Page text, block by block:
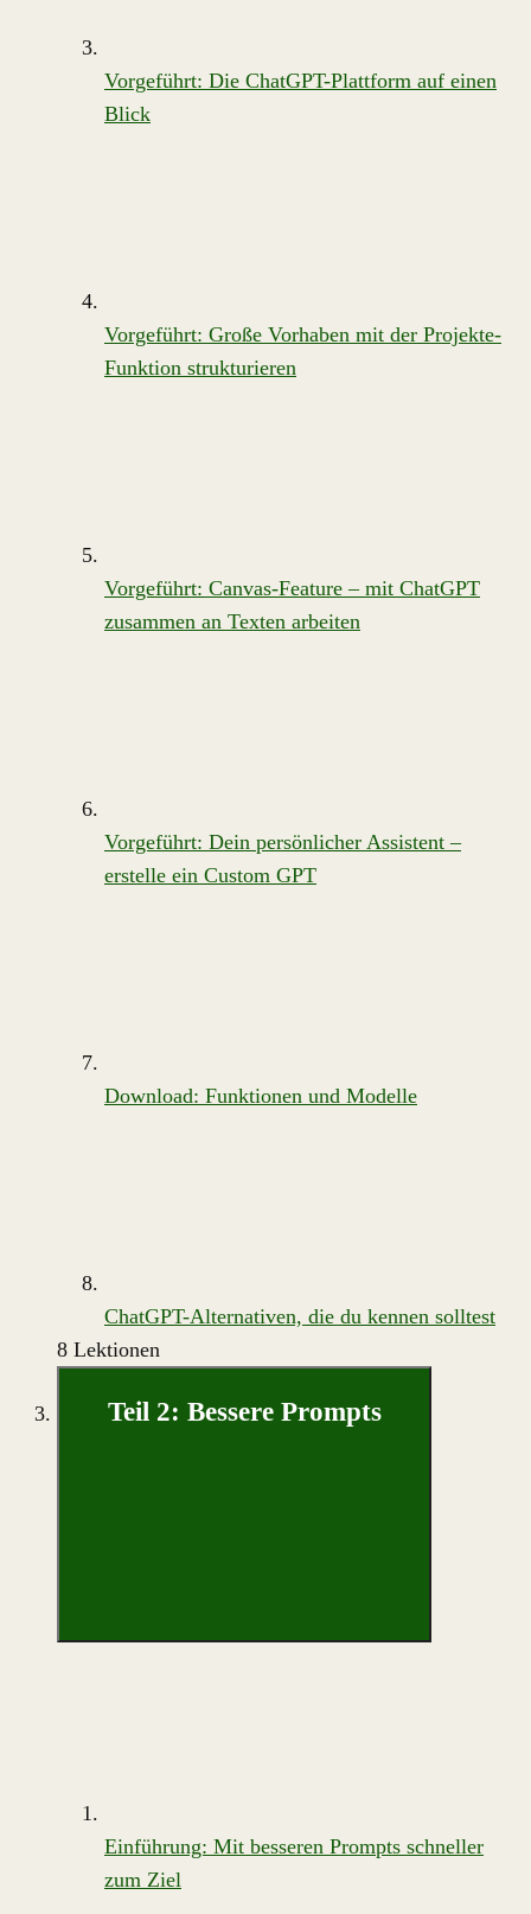
Vorgeführt: Die ChatGPT-Plattform auf einen
Blick
Vorgeführt: Große Vorhaben mit der Projekte-
Funktion strukturieren
Vorgeführt: Canvas-Feature – mit ChatGPT
zusammen an Texten arbeiten
Vorgeführt: Dein persönlicher Assistent –
erstelle ein Custom GPT
Download: Funktionen und Modelle
ChatGPT-Alternativen, die du kennen solltest
8 Lektionen
Teil 2: Bessere Prompts
Einführung: Mit besseren Prompts schneller
zum Ziel